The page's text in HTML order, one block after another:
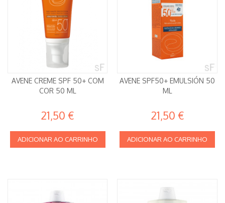
AVENE CREME SPF 50+ COM
COR 50 ML
21,50 €
ADICIONAR AO CARRINHO
AVENE SPF50+ EMULSIÓN 50
ML
21,50 €
ADICIONAR AO CARRINHO